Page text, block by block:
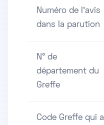
Numéro de l'avis
dans la parution
N° de
département du
Greffe
Code Greffe qui a